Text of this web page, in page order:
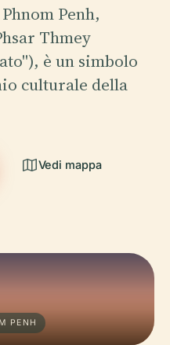
Penh,
Thmey
è un simbolo
culturale della
Vedi mappa
PENH